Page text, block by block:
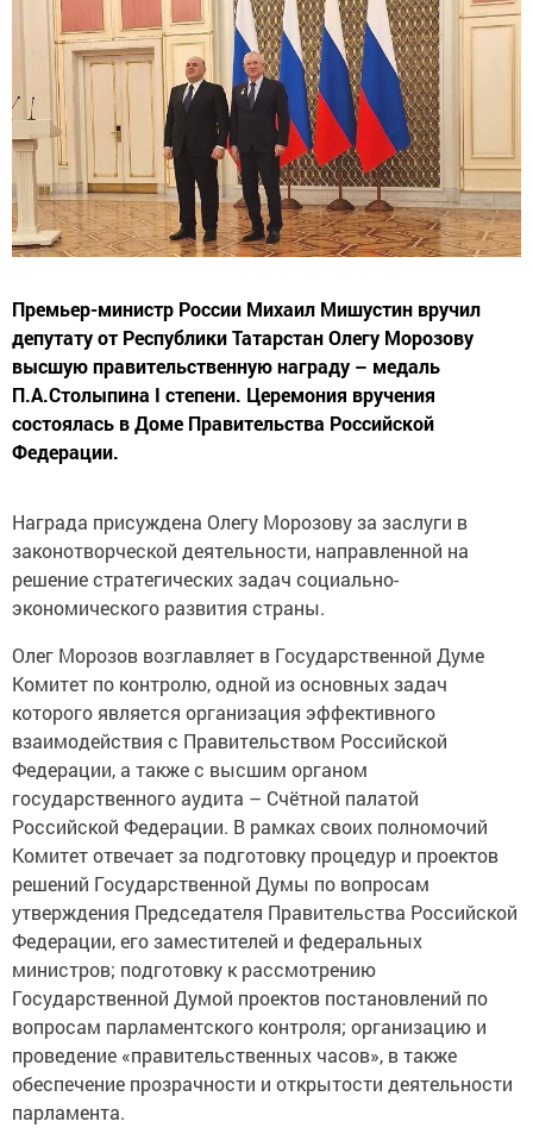
Премьер-министр России Михаил Мишустин вручил
депутату от Республики Татарстан Олегу Морозову
высшую правительственную награду – медаль
П.А.Столыпина I степени. Церемония вручения
состоялась в Доме Правительства Российской
Федерации.
Награда присуждена Олегу Морозову за заслуги в
законотворческой деятельности, направленной на
решение стратегических задач социально-
экономического развития страны.
Олег Морозов возглавляет в Государственной Думе
Комитет по контролю, одной из основных задач
которого является организация эффективного
взаимодействия с Правительством Российской
Федерации, а также с высшим органом
государственного аудита – Счётной палатой
Российской Федерации. В рамках своих полномочий
Комитет отвечает за подготовку процедур и проектов
решений Государственной Думы по вопросам
утверждения Председателя Правительства Российской
Федерации, его заместителей и федеральных
министров; подготовку к рассмотрению
Государственной Думой проектов постановлений по
вопросам парламентского контроля; организацию и
проведение «правительственных часов», в также
обеспечение прозрачности и открытости деятельности
парламента.